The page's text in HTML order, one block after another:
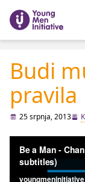
Budi
pravila
25 srpnja, 2013